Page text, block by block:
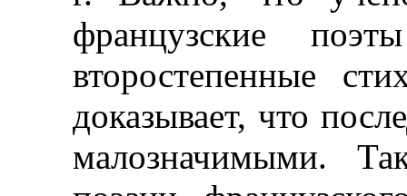
французские
второстепенные
доказывает, что
малозначимыми.